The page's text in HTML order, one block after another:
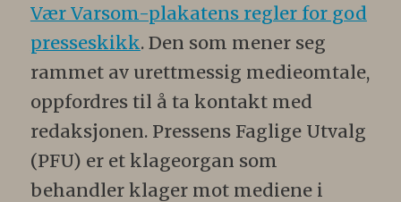
Vær Varsom-plakatens regler for god
presseskikk. Den som mener seg
rammet av urettmessig medieomtale,
oppfordres til å ta kontakt med
redaksjonen. Pressens Faglige Utvalg
(PFU) er et klageorgan som
behandler klager mot mediene i